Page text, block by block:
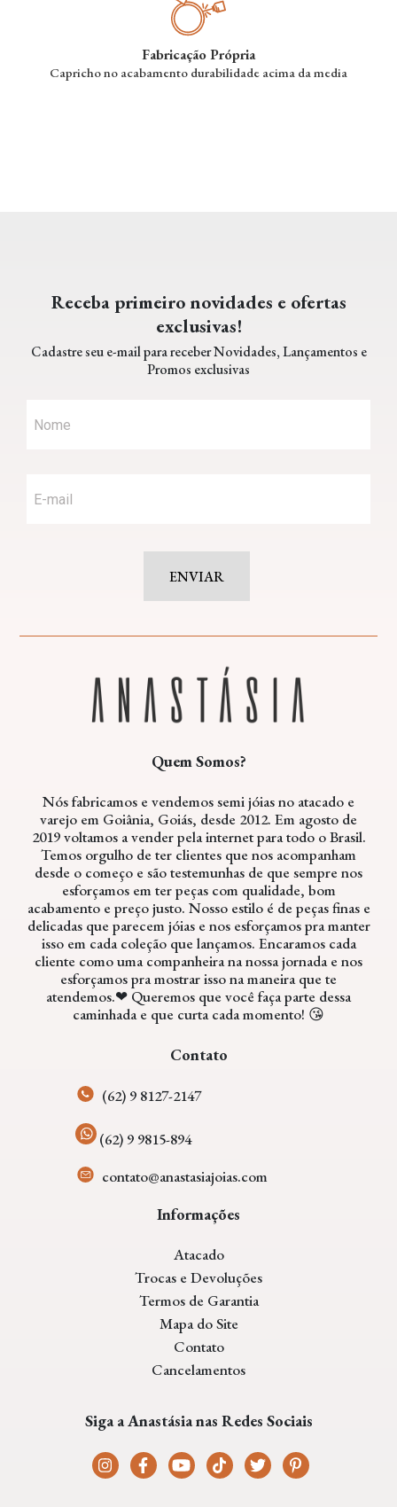
Fabricação Própria
Capricho no acabamento durabilidade acima da media
Receba primeiro novidades e ofertas
exclusivas!
Cadastre seu e-mail para receber Novidades, Lançamentos e
Promos exclusivas
ENVIAR
Quem Somos?
Nós fabricamos e vendemos semi jóias no atacado e
varejo em Goiânia, Goiás, desde 2012. Em agosto de
2019 voltamos a vender pela internet para todo o Brasil.
Temos orgulho de ter clientes que nos acompanham
desde o começo e são testemunhas de que sempre nos
esforçamos em ter peças com qualidade, bom
acabamento e preço justo. Nosso estilo é de peças finas e
delicadas que parecem jóias e nos esforçamos pra manter
isso em cada coleção que lançamos. Encaramos cada
cliente como uma companheira na nossa jornada e nos
esforçamos pra mostrar isso na maneira que te
atendemos.❤ Queremos que você faça parte dessa
caminhada e que curta cada momento! 😘
Contato
(62) 9 8127-2147
(62) 9 9815-894
contato@anastasiajoias.com
Informações
Atacado
Trocas e Devoluções
Termos de Garantia
Mapa do Site
Contato
Cancelamentos
Siga a Anastásia nas Redes Sociais